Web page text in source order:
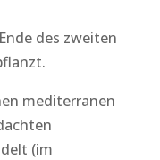
des zweiten
mediterranen
(im